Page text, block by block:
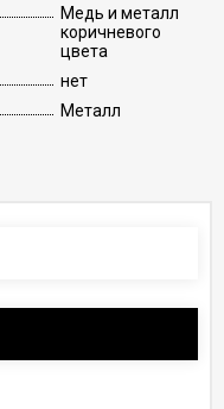
Медь и металл
коричневого
цвета
нет
Металл